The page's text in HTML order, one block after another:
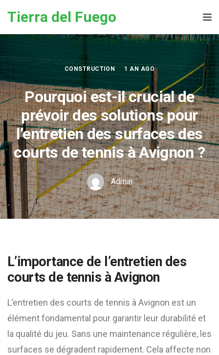
Tierra del Fuego
CONSTRUCTION 1 AN AGO
Pourquoi est-il crucial de
prévoir des solutions pour
l’entretien des surfaces des
courts de tennis à Avignon ?
Admin
L’importance de l’entretien des
courts de tennis à Avignon
L’entretien des courts de tennis à Avignon est un
élément fondamental pour garantir leur durabilité et
la qualité du jeu. Sans une maintenance régulière, les
surfaces se dégradent rapidement. Cela affecte non